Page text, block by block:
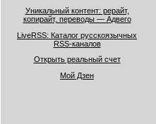
Уникальный контент: рерайт,
копирайт, переводы — Адвего
LiveRSS: Каталог русскоязычных
RSS-каналов
Открыть реальный счет
Мой Дзен